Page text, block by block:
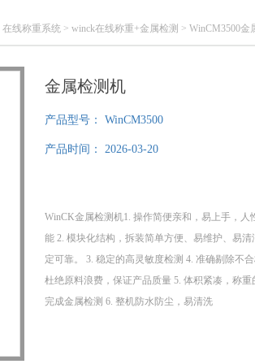
在线称重系统 > winck在线称重+金属检测 > WinCM3500金
金属检测机
产品型号： WinCM3500
产品时间： 2026-03-20
WinCK金属检测机1. 操作简便亲和，易上手，人
能 2. 模块化结构，拆装简单方便、易维护、易清
定可靠。 3. 稳定的高灵敏度检测 4. 准确剔除不合
杜绝原料浪费，保证产品质量 5. 体积紧凑，称重
完成金属检测 6. 整机防水防尘，易清洗